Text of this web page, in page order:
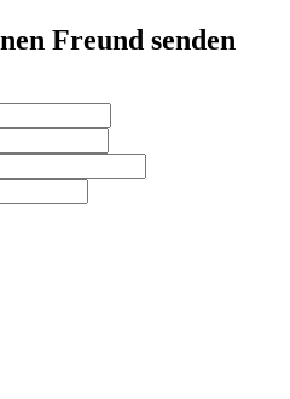
Freund senden